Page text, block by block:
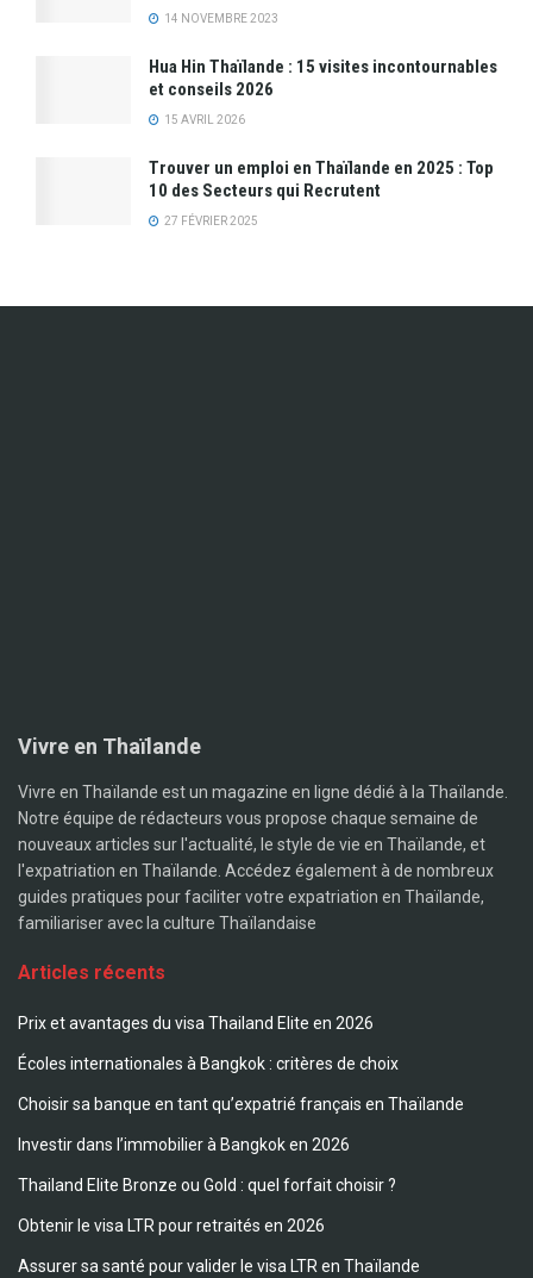
14 NOVEMBRE 2023
Hua Hin Thaïlande : 15 visites incontournables
et conseils 2026
15 AVRIL 2026
Trouver un emploi en Thaïlande en 2025 : Top
10 des Secteurs qui Recrutent
27 FÉVRIER 2025
Vivre en Thaïlande
Vivre en Thaïlande est un magazine en ligne dédié à la Thaïlande.
Notre équipe de rédacteurs vous propose chaque semaine de
nouveaux articles sur l'actualité, le style de vie en Thaïlande, et
l'expatriation en Thaïlande. Accédez également à de nombreux
guides pratiques pour faciliter votre expatriation en Thaïlande,
familiariser avec la culture Thaïlandaise
Articles récents
Prix et avantages du visa Thailand Elite en 2026
Écoles internationales à Bangkok : critères de choix
Choisir sa banque en tant qu’expatrié français en Thaïlande
Investir dans l’immobilier à Bangkok en 2026
Thailand Elite Bronze ou Gold : quel forfait choisir ?
Obtenir le visa LTR pour retraités en 2026
Assurer sa santé pour valider le visa LTR en Thaïlande